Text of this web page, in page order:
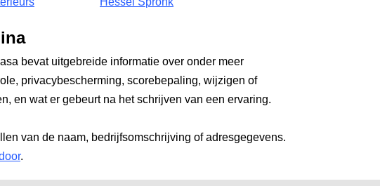
bevat uitgebreide informatie over onder meer
privacybescherming, scorebepaling, wijzigen of
en wat er gebeurt na het schrijven van een ervaring.
van de naam, bedrijfsomschrijving of adresgegevens.
.